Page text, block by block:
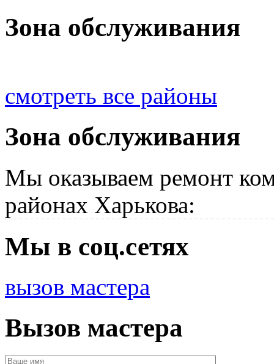
Зона обслуживания
смотреть все районы
Зона обслуживания
Мы оказываем ремонт
районах Харькова:
Мы в соц.сетях
вызов мастера
Вызов мастера